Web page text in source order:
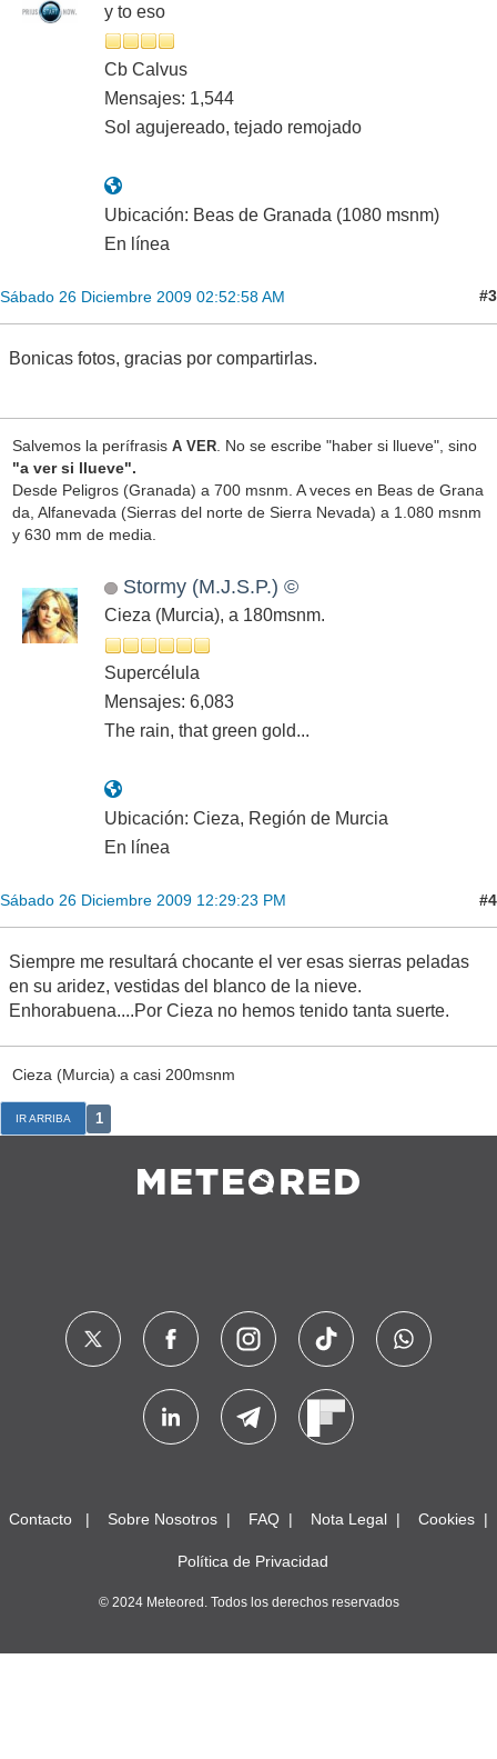
y to eso
Cb Calvus
Mensajes: 1,544
Sol agujereado, tejado remojado
Ubicación: Beas de Granada (1080 msnm)
En línea
Sábado 26 Diciembre 2009 02:52:58 AM #3
Bonicas fotos, gracias por compartirlas.
Salvemos la perífrasis A VER. No se escribe "haber si llueve", sino
"a ver si llueve".
Desde Peligros (Granada) a 700 msnm. A veces en Beas de Grana
da, Alfanevada (Sierras del norte de Sierra Nevada) a 1.080 msnm
y 630 mm de media.
Stormy (M.J.S.P.) ©
Cieza (Murcia), a 180msnm.
Supercélula
Mensajes: 6,083
The rain, that green gold...
Ubicación: Cieza, Región de Murcia
En línea
Sábado 26 Diciembre 2009 12:29:23 PM #4
Siempre me resultará chocante el ver esas sierras peladas
en su aridez, vestidas del blanco de la nieve.
Enhorabuena....Por Cieza no hemos tenido tanta suerte.
Cieza (Murcia) a casi 200msnm
IR ARRIBA 1
Contacto Sobre Nosotros FAQ Nota Legal Cookies
Política de Privacidad
© 2024 Meteored. Todos los derechos reservados